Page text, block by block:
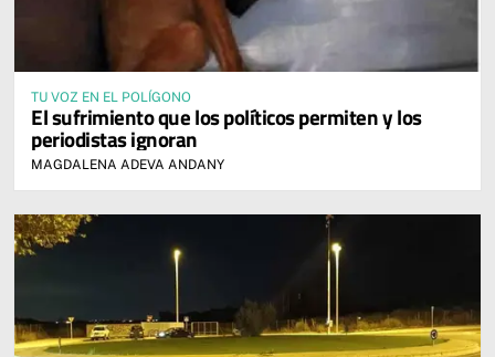
TU VOZ EN EL POLÍGONO
El sufrimiento que los políticos permiten y los
periodistas ignoran
MAGDALENA ADEVA ANDANY